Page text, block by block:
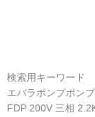
検索用キーワード
エバラポンプポン
FDP 200V 三相